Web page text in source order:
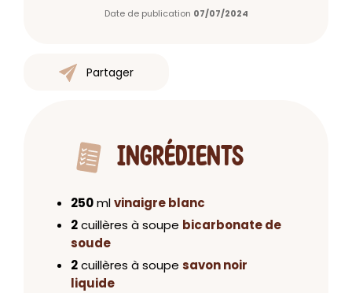
Date de publication 07/07/2024
Partager
INGRÉDIENTS
250mlvinaigre blanc
2cuillères à soupe bicarbonate de
soude
2cuillères à soupe savon noir
liquide